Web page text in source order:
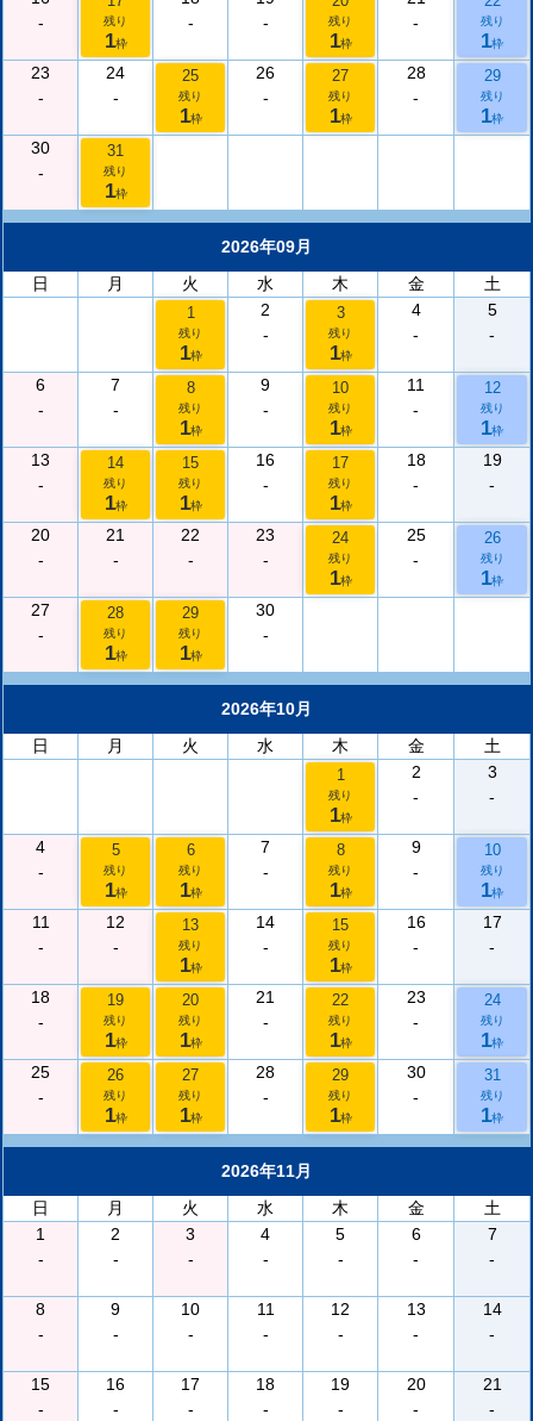
-
残り
1枠
-
-
残り
1枠
-
残り
1枠
23
-
24
-
25
残り
1枠
26
-
27
残り
1枠
28
-
29
残り
1枠
30
-
31
残り
1枠
2026年09月
日
月 火 水 木 金 土
1
残り
1枠
2
-
3
残り
1枠
4
-
5
-
6
-
7
-
8
残り
1枠
9
-
10
残り
1枠
11
-
12
残り
1枠
13
-
14
残り
1枠
15
残り
1枠
16
-
17
残り
1枠
18
-
19
-
20
-
21
-
22
-
23
-
24
残り
1枠
25
-
26
残り
1枠
27
-
28
残り
1枠
29
残り
1枠
30
-
2026年10月
日
月 火 水 木 金 土
1
残り
1枠
2
-
3
-
4
-
5
残り
1枠
6
残り
1枠
7
-
8
残り
1枠
9
-
10
残り
1枠
11
-
12
-
13
残り
1枠
14
-
15
残り
1枠
16
-
17
-
18
-
19
残り
1枠
20
残り
1枠
21
-
22
残り
1枠
23
-
24
残り
1枠
25
-
26
残り
1枠
27
残り
1枠
28
-
29
残り
1枠
30
-
31
残り
1枠
2026年11月
日
月 火 水 木 金
土
1
-
2
-
3
-
4
-
5
-
6
-
7
-
8
-
9
-
10
-
11
-
12
-
13
-
14
-
15
-
16
-
17
-
18
-
19
-
20
-
21
-